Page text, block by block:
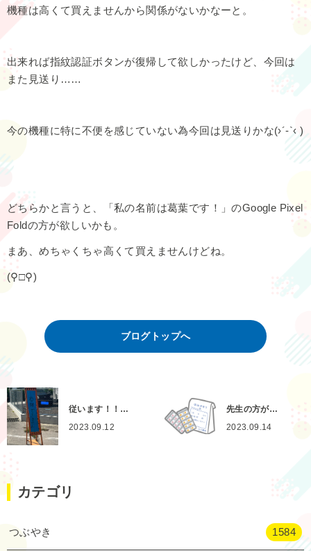
機種は高くて買えませんから関係がないかなーと。
出来れば指紋認証ボタンが復帰して欲しかったけど、今回は
また見送り……
今の機種に特に不便を感じていない為今回は見送りかな(›´-`‹ )
どちらかと言うと、「私の名前は葛葉です！」のGoogle Pixel
Foldの方が欲しいかも。
まあ、めちゃくちゃ高くて買えませんけどね。
(⚲□⚲)
ブログトップへ
従います！！…
2023.09.12
先生の方が…
2023.09.14
カテゴリ
つぶやき 1584